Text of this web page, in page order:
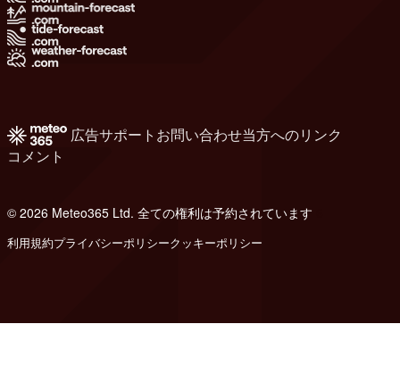
広告サポート お問い合わせ当方へのリンク
コメント
© 2026 Meteo365 Ltd. 全ての権利は予約されています
利用規約プライバシーポリシークッキーポリシー